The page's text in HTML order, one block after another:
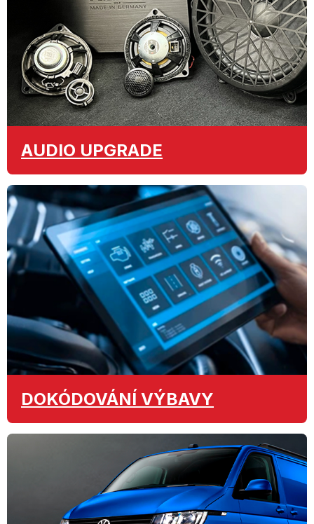
AUDIO UPGRADE
DOKÓDOVÁNÍ VÝBAVY